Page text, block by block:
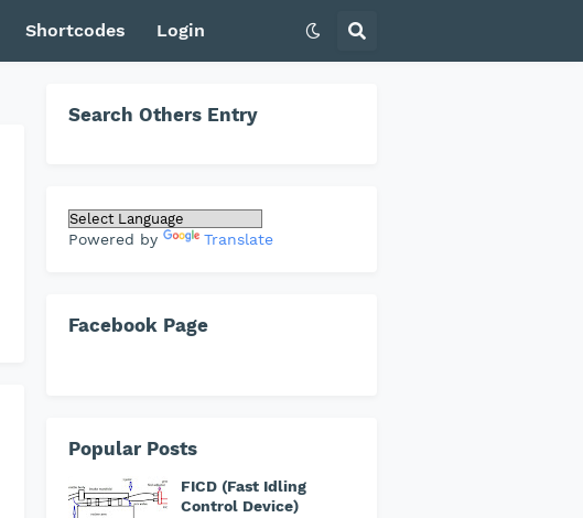
Shortcodes Login
Search Others Entry
Powered by Translate
Facebook Page
Popular Posts
FICD (Fast Idling
Control Device)